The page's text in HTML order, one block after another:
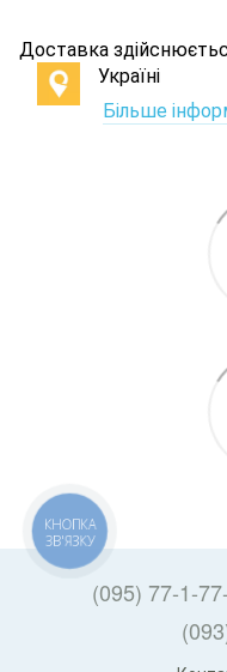
Доставка
Україні
Більше
(095) 77-1-
КНОПКА
ЗВ'ЯЗКУ